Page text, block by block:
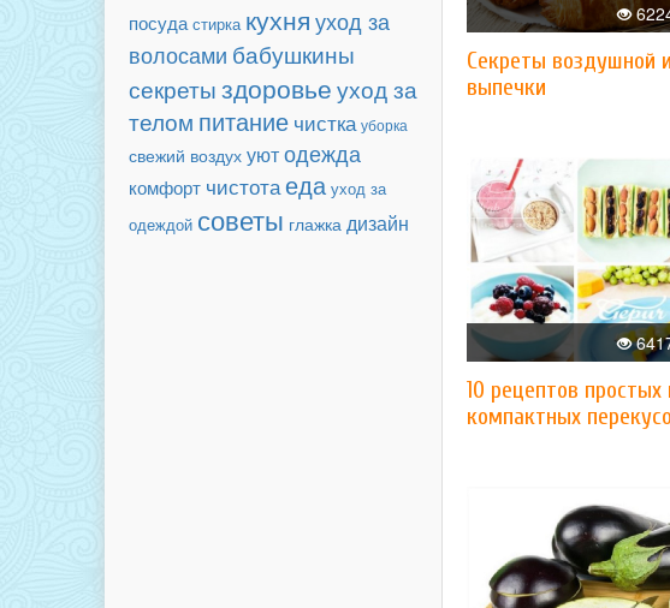
посуда стирка кухняуход за
волосами бабушкины
секретыздоровьеуход за
телом питание чистка уборка
свежий воздух уютодежда
комфорт чистотаеда уход за
одеждой советы глажка дизайн
Секреты воздушной
выпечки
10 рецептов простых
компактных